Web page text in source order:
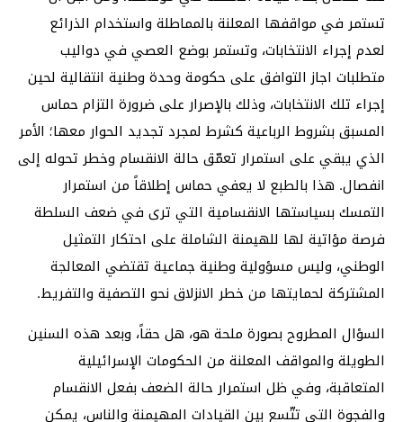
تستمر في مواقفها المعلنة بالمماطلة واستخدام الذرائع
لعدم إجراء الانتخابات، وتستمر بوضع العصي في دواليب
متطلبات اجاز التوافق على حكومة وحدة وطنية انتقالية لحين
إجراء تلك الانتخابات، وذلك بالإصرار على ضرورة التزام حماس
المسبق بشروط الرباعية كشرط لمجرد تجديد الحوار معها؛ الأمر
الذي يبقي على استمرار تعمّق حالة الانقسام وخطر تحوله إلى
انفصال. هذا بالطبع لا يعفي حماس إطلاقاً من استمرار
التمسك بسياستها الانقسامية التي ترى في ضعف السلطة
فرصة مؤاتية لها للهيمنة الشاملة على احتكار التمثيل
الوطني، وليس مسؤولية وطنية جماعية تقتضي المعالجة
المشتركة لحمايتها من خطر الانزلاق نحو التصفية والتفريط.
السؤال المطروح بصورة ملحة هو، هل حقاً، وبعد هذه السنين
الطويلة والمواقف المعلنة من الحكومات الإسرائيلية
المتعاقبة، وفي ظل استمرار حالة الضعف بفعل الانقسام
والفجوة التي تتّسع بين القيادات المهيمنة والناس، يمكن